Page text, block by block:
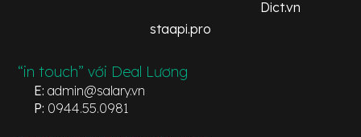
Dict.vn
staapi.pro
“in touch” với Deal Lương
E: admin@salary.vn
P: 0944.55.0981